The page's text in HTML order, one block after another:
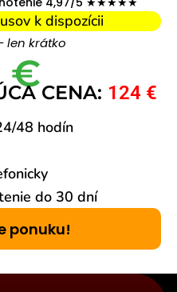
k dispozícii
len krátko
€CENA: 124 €
48 hodín
do 30 dní
ponuku!